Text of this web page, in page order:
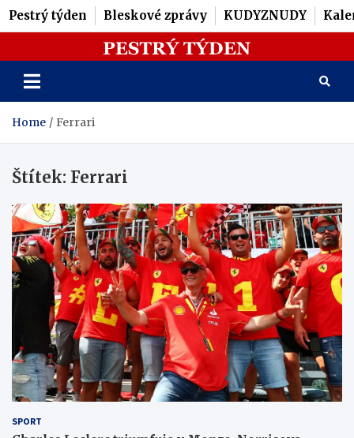
Pestrý týden Bleskové zprávy KUDYZNUDY
to
content
Pestrý Týden
Home Ferrari
Štítek: Ferrari
SPORT